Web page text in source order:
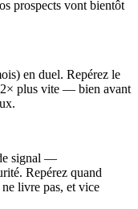
prospects vont bientôt
en duel. Repérez le
2× plus vite — bien avant
signal —
Repérez quand
livre pas, et vice